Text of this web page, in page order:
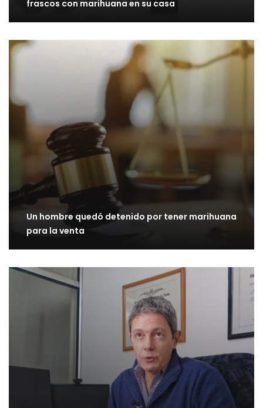
frascos con marihuana en su casa
Un hombre quedó detenido por tener marihuana
para la venta